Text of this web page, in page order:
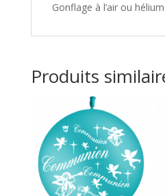
Gonflage à l’air ou hélium
Produits